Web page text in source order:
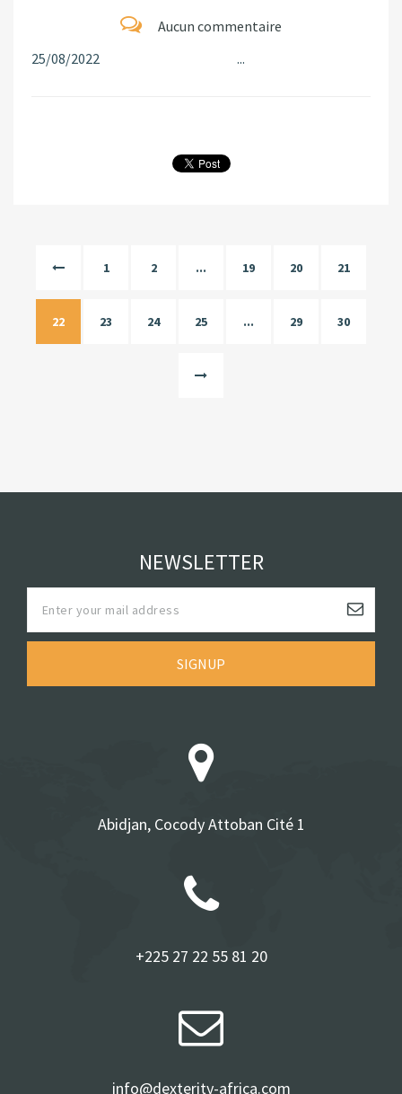
Aucun commentaire
25/08/2022 ...
1 2 ... 19 20 21
22 23 24 25 ... 29 30
NEWSLETTER
SIGNUP
Abidjan, Cocody Attoban Cité 1
+225 27 22 55 81 20
info@dexterity-africa.com